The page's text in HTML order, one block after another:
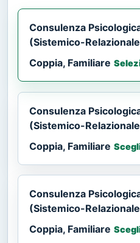
Consulenza
(Sistemico-
Coppia, Familiare
Consulenza
(Sistemico-
Coppia, Familiare
Consulenza
(Sistemico-
Coppia, Familiare